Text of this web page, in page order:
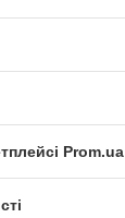
Prom.ua